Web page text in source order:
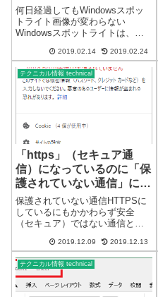
何日経過してもWindowsスポッ
トライト画像が変わらない
Windowsスポットライトは、
ネットで画像を取得し表示して
くれます。・Windows10のロッ
ク画面の画像・サインイン画面
の背景画像これをWin...
2019.02.14 2019.02.24
テクニカル情報 technical
「https」（セキュア通
信）になっているのに「保
護されていない通信」にな
る
保護されていない通信HTTPSに
しているにもかかわらず安全
（セキュア）ではない通信と表
ウザでの表示セキュア通信であ
れば、鍵マークが表示されま
す。HTTPSになっていても鍵マ
ークが表示されないことがあり
ます。Mic...
2019.12.09 2019.12.13
テクニカル情報 technical